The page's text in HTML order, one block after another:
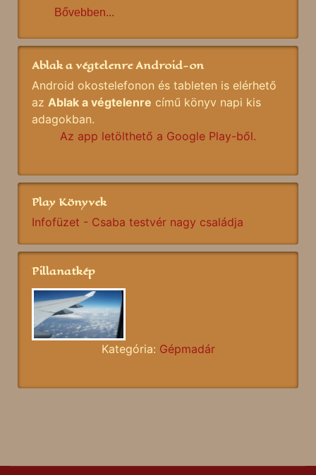
Bővebben...
Ablak a végtelenre Android-on
Android okostelefonon és tableten is elérhető
az Ablak a végtelenre című könyv napi kis
adagokban.
Az app letölthető a Google Play-ből.
Play Könyvek
Infofüzet - Csaba testvér nagy családja
Pillanatkép
Kategória: Gépmadár